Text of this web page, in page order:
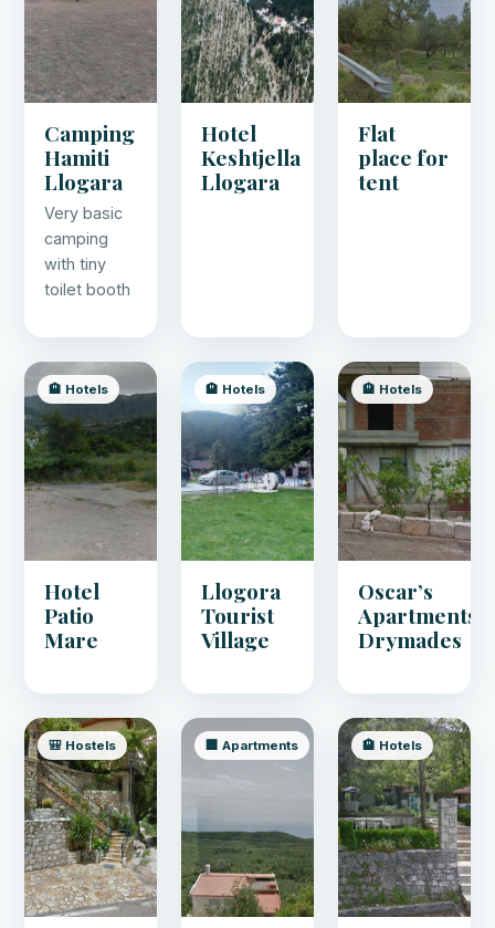
Camping
Hamiti
Llogara
Very basic
camping
with tiny
toilet booth
Hotel
Keshtjella
Llogara
Flat
place for
tent
🏨 Hotels
Hotel
Patio
Mare
🏨 Hotels
Llogora
Tourist
Village
🏨 Hotels
Oscar’s
Apartments
Drymades
🎒 Hostels 🏢 Apartments 🏨 Hotels